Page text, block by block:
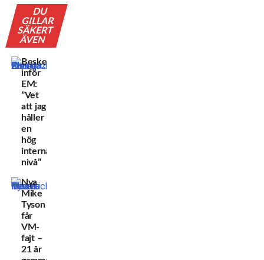
DU
GILLAR
SÄKERT
ÄVEN
Beskedet
inför
EM:
”Vet
att jag
håller
en
hög
internationell
nivå”
Nya
Mike
Tyson
får
VM-
fajt –
21 år